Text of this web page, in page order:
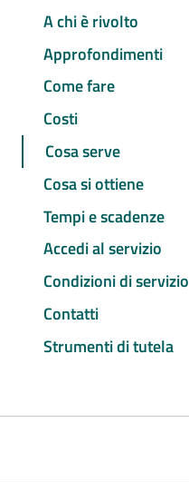
A chi è rivolto
Approfondimenti
Come fare
Costi
Cosa serve
Cosa si ottiene
Tempi e scadenze
Accedi al servizio
Condizioni di servizio
Contatti
Strumenti di tutela